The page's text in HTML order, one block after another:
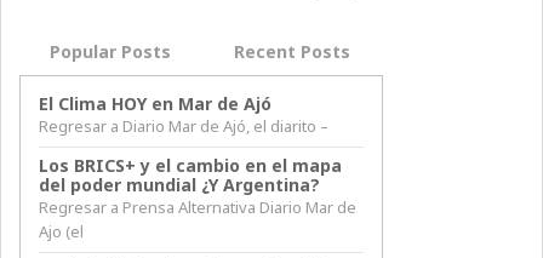
Popular Posts Recent Posts
El Clima HOY en Mar de Ajó
Regresar a Diario Mar de Ajó, el diarito –
Los BRICS+ y el cambio en el mapa
del poder mundial ¿Y Argentina?
Regresar a Prensa Alternativa Diario Mar de
Ajo (el